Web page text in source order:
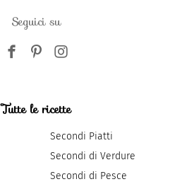
Seguici su
Tutte le ricette
Secondi Piatti
Secondi di Verdure
Secondi di Pesce